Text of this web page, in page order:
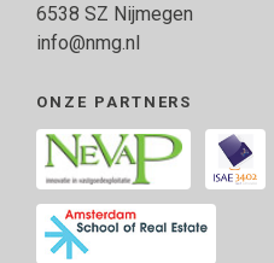
6538 SZ Nijmegen
info@nmg.nl
ONZE PARTNERS